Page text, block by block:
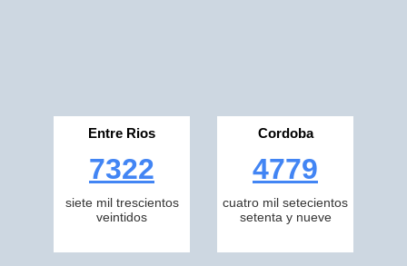
Entre Rios
7322
siete mil trescientos
veintidos
Cordoba
4779
cuatro mil setecientos
setenta y nueve